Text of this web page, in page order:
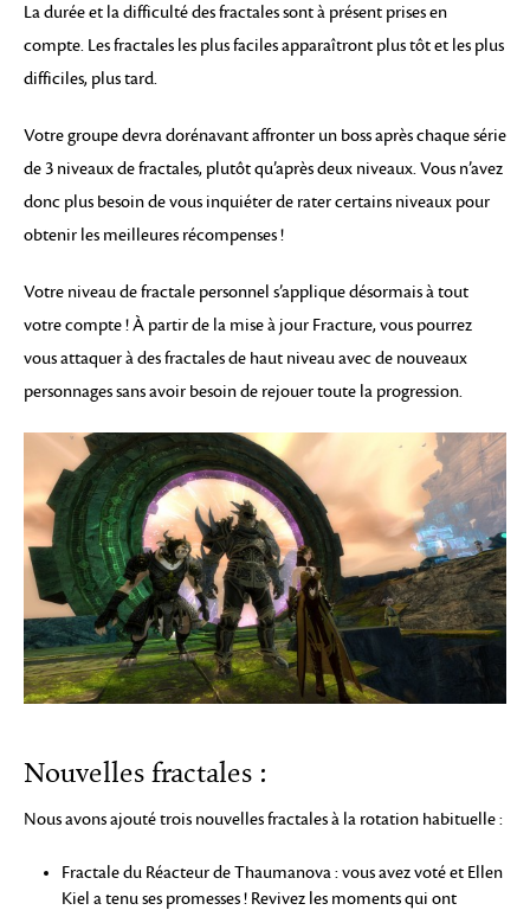
La durée et la difficulté des fractales sont à présent prises en
compte. Les fractales les plus faciles apparaîtront plus tôt et les plus
difficiles, plus tard.
Votre groupe devra dorénavant affronter un boss après chaque série
de 3 niveaux de fractales, plutôt qu’après deux niveaux. Vous n’avez
donc plus besoin de vous inquiéter de rater certains niveaux pour
obtenir les meilleures récompenses !
Votre niveau de fractale personnel s’applique désormais à tout
votre compte ! À partir de la mise à jour Fracture, vous pourrez
vous attaquer à des fractales de haut niveau avec de nouveaux
personnages sans avoir besoin de rejouer toute la progression.
Nouvelles fractales :
Nous avons ajouté trois nouvelles fractales à la rotation habituelle :
Fractale du Réacteur de Thaumanova : vous avez voté et Ellen
Kiel a tenu ses promesses ! Revivez les moments qui ont